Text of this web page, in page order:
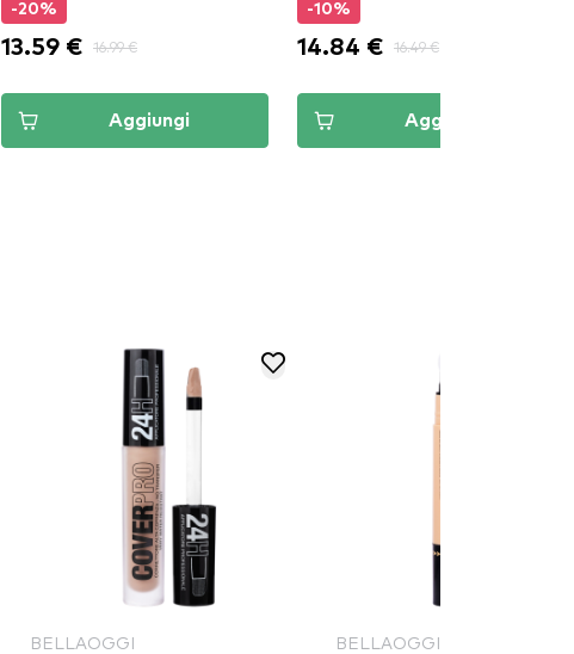
-20%
13.59 € 16.99 €
Aggiungi
-10%
14.84 € 16.49 €
Aggiungi
BELLAOGGI BELLAOGGI